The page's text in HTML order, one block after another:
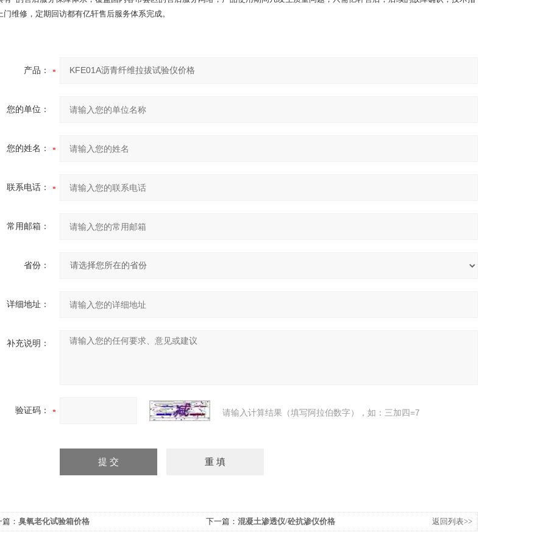
门维修，定期回访都有亿轩售后服务体系完成。
产品：
您的单位：
您的姓名：
联系电话：
常用邮箱：
省份：
详细地址：
补充说明：
验证码： 请输入计算结果（填写阿拉伯数字），如：三加四=7
： 臭氧老化试验箱价格 下一篇： 混凝土渗透仪/砼抗渗仪价格 返回列表>>